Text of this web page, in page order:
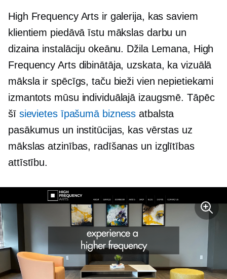
High Frequency Arts ir galerija, kas saviem
klientiem piedāvā īstu mākslas darbu un
dizaina instalāciju okeānu. Džila Lemana, High
Frequency Arts dibinātāja, uzskata, ka vizuālā
māksla ir spēcīgs, taču bieži vien nepietiekami
izmantots mūsu individuālajā izaugsmē. Tāpēc
šī sievietes īpašumā bizness atbalsta
pasākumus un institūcijas, kas vērstas uz
mākslas atzinības, radīšanas un izglītības
attīstību.